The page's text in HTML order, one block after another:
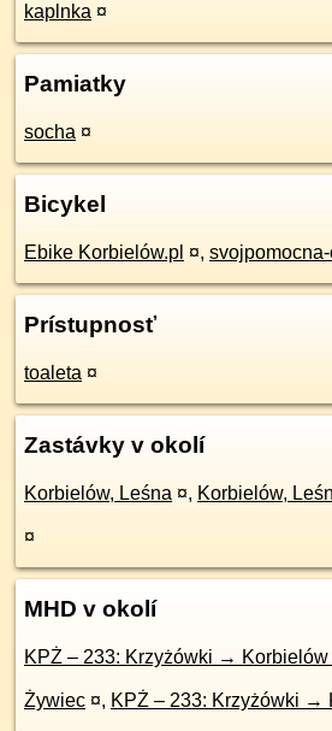
kaplnka ¤
Pamiatky
socha ¤
Bicykel
Ebike Korbielów.pl ¤,
Prístupnosť
toaleta ¤
Zastávky v okolí
Korbielów, Leśna ¤, Korbielów,
¤
MHD v okolí
KPŻ – 233: Krzyżówki →
Żywiec ¤, KPŻ – 233: Krzyżówki